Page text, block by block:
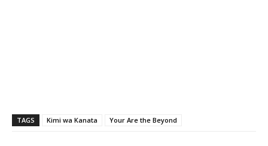
TAGS Kimi wa Kanata Your Are the Beyond